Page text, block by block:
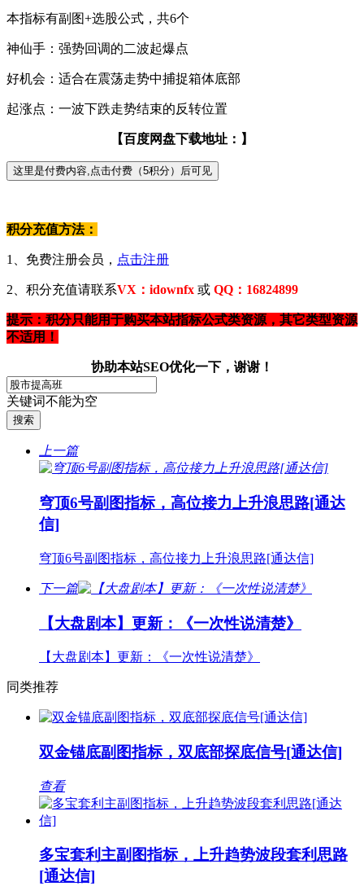
本指标有副图+选股公式，共6个
神仙手：强势回调的二波起爆点
好机会：适合在震荡走势中捕捉箱体底部
起涨点：一波下跌走势结束的反转位置
【百度网盘下载地址：】
积分充值方法：
1、免费注册会员， 点击注册
2、积分充值请联系VX：idownfx 或 QQ：16824899
提示：积分只能用于购买本站指标公式类资源，其它类型资源
不适用！
协助本站SEO优化一下，谢谢！
关键词不能为空
上一篇
穹顶6号副图指标，高位接力上升浪思路[通达
信]
穹顶6号副图指标，高位接力上升浪思路[通达信]
下一篇
【大盘剧本】更新：《一次性说清楚》
【大盘剧本】更新：《一次性说清楚》
同类推荐
双金锚底副图指标，双底部探底信号[通达信]
查看
多宝套利主副图指标，上升趋势波段套利思路
[通达信]